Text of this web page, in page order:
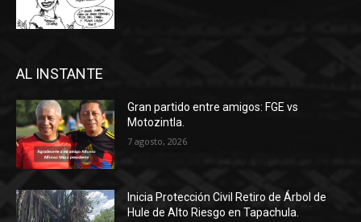
AL INSTANTE
Gran partido entre amigos: FGE vs
Motozintla.
7 agosto, 2026
Inicia Protección Civil Retiro de Árbol de
Hule de Alto Riesgo en Tapachula.